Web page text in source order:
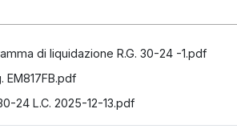
di liquidazione R.G. 30-24 -1.pdf
24 L.C. 2025-12-13.pdf